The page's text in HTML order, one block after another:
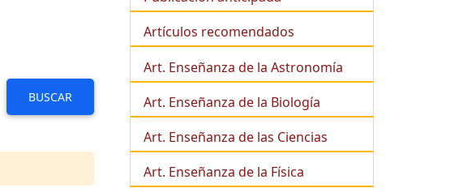
BUSCAR
Artículos recomendados
Art. Enseñanza de la Astronomía
Art. Enseñanza de la Biología
Art. Enseñanza de las Ciencias
Art. Enseñanza de la Física